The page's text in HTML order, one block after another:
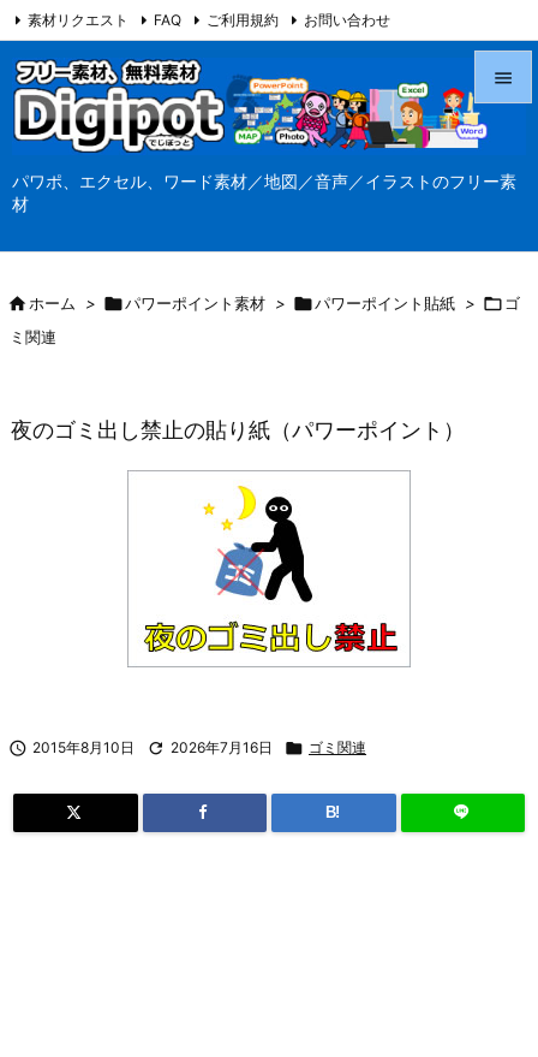
パワポ、エクセル、ワード素材／地図／音声／イラストのフリー素
材




素材リクエスト FAQ ご利用規約 お問い合わせ
当サイト（Digipot.net）について
ホーム > パワーポイント素材 > パワーポイント貼紙 >  ゴ
ミ関連
夜のゴミ出し禁止の貼り紙（パワーポイント）
 2015年8月10日  2026年7月16日  ゴミ関連
B!